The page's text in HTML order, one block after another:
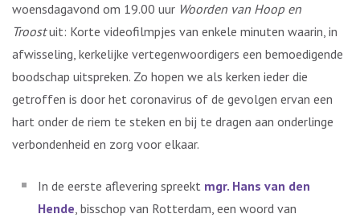
woensdagavond om 19.00 uur Woorden van Hoop en
Troostuit: Korte videofilmpjes van enkele minuten waarin, in
afwisseling, kerkelijke vertegenwoordigers een bemoedigende
boodschap uitspreken. Zo hopen we als kerken ieder die
getroffen is door het coronavirus of de gevolgen ervan een
hart onder de riem te steken en bij te dragen aan onderlinge
verbondenheid en zorg voor elkaar.
In de eerste aflevering spreekt mgr. Hans van den
Hende, bisschop van Rotterdam, een woord van